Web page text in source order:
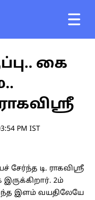
கை
PM IST
டி. ராகவிஸ்ரீ
2ம்
இந்த இளம் வயதிலேயே